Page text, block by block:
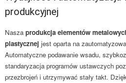
produkcyjnej
Nasza produkcja elementów
plastycznej jest oparta na
Automatyczne podawanie wsadu,
standaryzacja programów ustawczych
przezbrojeń i utrzymywać stały takt.